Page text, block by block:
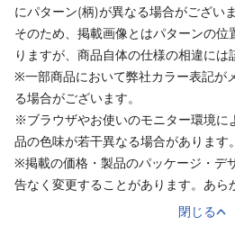
にパターン(柄)が異なる場合がございま
そのため、掲載画像とはパターンの位
りますが、商品自体の仕様の相違には
※一部商品において弊社カラー表記が
る場合がございます。
※ブラウザやお使いのモニター環境に
品の色味が若干異なる場合があります。
※掲載の価格・製品のパッケージ・デ
告なく変更することがあります。あら
閉じる